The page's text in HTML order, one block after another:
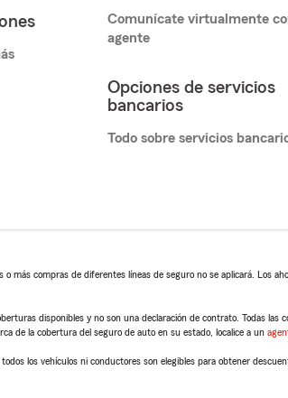
Comunícate virtualmente
agente
Opciones de servicios
bancarios
Todo sobre servicios
más compras de diferentes líneas de seguro no se aplicará. Los
disponibles y no son una declaración de contrato. Todas las
de la cobertura del seguro de auto en su estado, localice a un
los vehículos ni conductores son elegibles para obtener